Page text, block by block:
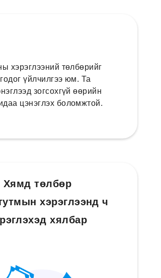
хэрэглээний төлбөрийг
үйлчилгээ юм. Та
зогсохгүй өөрийн
цэнэглэх боломжтой.
Хямд төлбөр
хэрэглээнд ч
хялбар